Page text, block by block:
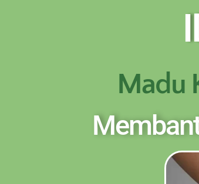
Madu
NEW PROMO !! BAYAR